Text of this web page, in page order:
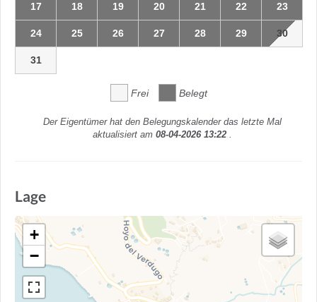
17 18 19 20 21 22 23
24 25 26 27 28 29 30
31
Frei Belegt
Der Eigentümer hat den Belegungskalender das letzte Mal
aktualisiert am 08-04-2026 13:22 .
Lage
+
−